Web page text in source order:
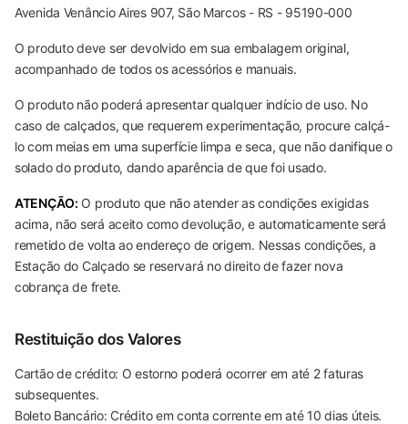
Avenida Venâncio Aires 907, São Marcos - RS - 95190-000
O produto deve ser devolvido em sua embalagem original,
acompanhado de todos os acessórios e manuais.
O produto não poderá apresentar qualquer indício de uso. No
caso de calçados, que requerem experimentação, procure calçá-
lo com meias em uma superfície limpa e seca, que não danifique o
solado do produto, dando aparência de que foi usado.
ATENÇÃO: O produto que não atender as condições exigidas
acima, não será aceito como devolução, e automaticamente será
remetido de volta ao endereço de origem. Nessas condições, a
Estação do Calçado se reservará no direito de fazer nova
cobrança de frete.
Restituição dos Valores
Cartão de crédito: O estorno poderá ocorrer em até 2 faturas
subsequentes.
Boleto Bancário: Crédito em conta corrente em até 10 dias úteis.